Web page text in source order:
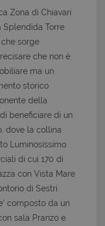
Zona di Chiavari
Splendida Torre
sorge
che non è
ma un
storico
della
beneficiare di un
dove la collina
Luminosissimo
di cui 170 di
con Vista Mare
di Sestri
composto da un
sala Pranzo e